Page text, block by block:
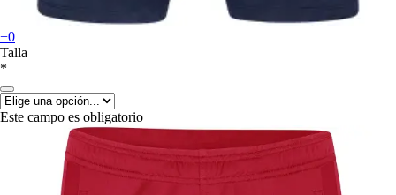
+0
Talla
*
Este campo es obligatorio